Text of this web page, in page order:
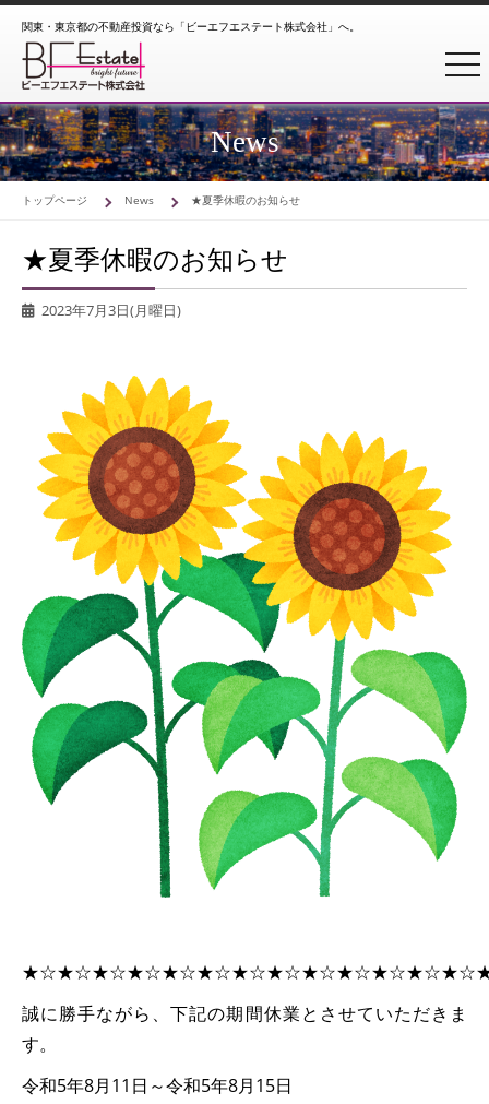
関東・東京都の不動産投資なら「ビーエフエステート株式会社」へ。
News
トップページ News ★夏季休暇のお知らせ
★夏季休暇のお知らせ
2023年7月3日(月曜日)
誠に勝手ながら、下記の期間休業とさせていただきま
す。
令和5年8月11日～令和5年8月15日